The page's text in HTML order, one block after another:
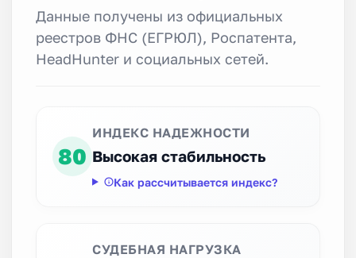
Данные получены из официальных
реестров ФНС (ЕГРЮЛ), Роспатента,
HeadHunter и социальных сетей.
80
ИНДЕКС НАДЕЖНОСТИ
Высокая стабильность
Как рассчитывается индекс?
СУДЕБНАЯ НАГРУЗКА